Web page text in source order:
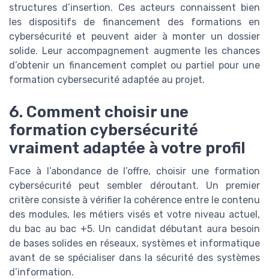
structures d’insertion. Ces acteurs connaissent bien
les dispositifs de financement des formations en
cybersécurité et peuvent aider à monter un dossier
solide. Leur accompagnement augmente les chances
d’obtenir un financement complet ou partiel pour une
formation cybersecurité adaptée au projet.
6. Comment choisir une
formation cybersécurité
vraiment adaptée à votre profil
Face à l’abondance de l’offre, choisir une formation
cybersécurité peut sembler déroutant. Un premier
critère consiste à vérifier la cohérence entre le contenu
des modules, les métiers visés et votre niveau actuel,
du bac au bac +5. Un candidat débutant aura besoin
de bases solides en réseaux, systèmes et informatique
avant de se spécialiser dans la sécurité des systèmes
d’information.